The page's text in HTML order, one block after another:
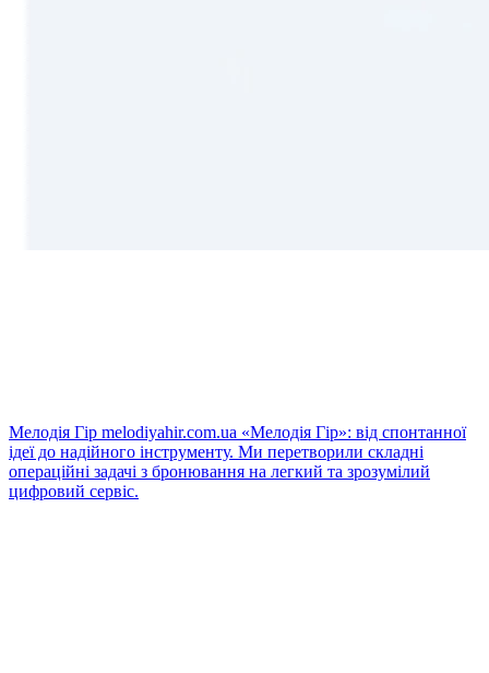
Мелодія Гір melodiyahir.com.ua «Мелодія Гір»: від спонтанної
ідеї до надійного інструменту. Ми перетворили складні
операційні задачі з бронювання на легкий та зрозумілий
цифровий сервіс.